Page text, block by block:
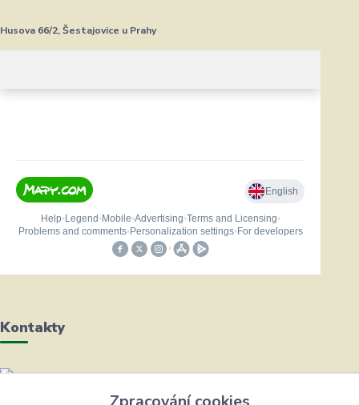
Husova 66/2, Šestajovice u Prahy
Kontakty
Helena Bayerová